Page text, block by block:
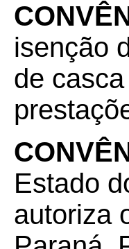
isenção
de
Estado
autoriza